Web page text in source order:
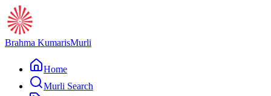
Brahma KumarisMurli
Home
Murli Search